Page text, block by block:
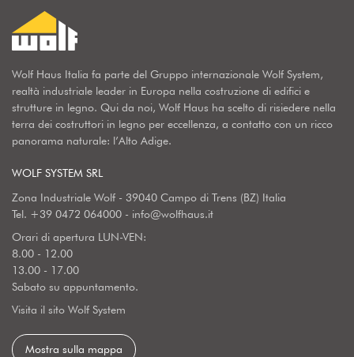
Wolf Haus Italia fa parte del Gruppo internazionale Wolf System,
realtà industriale leader in Europa nella costruzione di edifici e
strutture in legno. Qui da noi, Wolf Haus ha scelto di risiedere nella
terra dei costruttori in legno per eccellenza, a contatto con un ricco
panorama naturale: l’Alto Adige.
WOLF SYSTEM SRL
Zona Industriale Wolf - 39040 Campo di Trens (BZ) Italia
Tel. +39 0472 064000 - info@wolfhaus.it
Orari di apertura LUN-VEN:
8.00 - 12.00
13.00 - 17.00
Sabato su appuntamento.
Visita il sito Wolf System
Mostra sulla mappa